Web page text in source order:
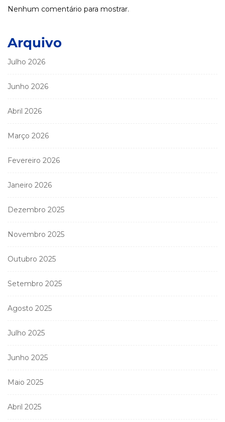
Nenhum comentário para mostrar.
Arquivo
Julho 2026
Junho 2026
Abril 2026
Março 2026
Fevereiro 2026
Janeiro 2026
Dezembro 2025
Novembro 2025
Outubro 2025
Setembro 2025
Agosto 2025
Julho 2025
Junho 2025
Maio 2025
Abril 2025